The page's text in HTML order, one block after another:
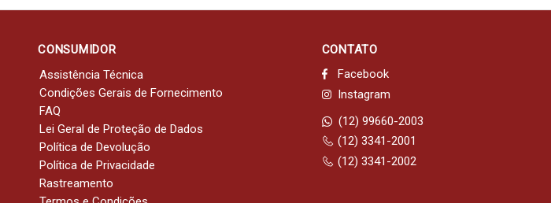
CONSUMIDOR
Assistência Técnica
Condições Gerais de Fornecimento
FAQ
Lei Geral de Proteção de Dados
Política de Devolução
Política de Privacidade
Rastreamento
CONTATO
Facebook
Instagram
(12) 99660-2003
(12) 3341-2001
(12) 3341-2002